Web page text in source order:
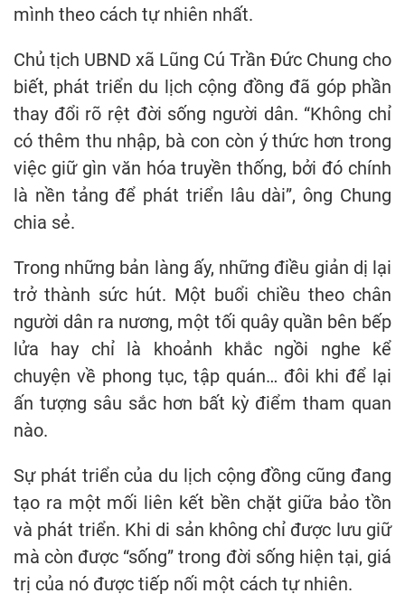
mình theo cách tự nhiên nhất.
Chủ tịch UBND xã Lũng Cú Trần Đức Chung cho
biết, phát triển du lịch cộng đồng đã góp phần
thay đổi rõ rệt đời sống người dân. “Không chỉ
có thêm thu nhập, bà con còn ý thức hơn trong
việc giữ gìn văn hóa truyền thống, bởi đó chính
là nền tảng để phát triển lâu dài”, ông Chung
chia sẻ.
Trong những bản làng ấy, những điều giản dị lại
trở thành sức hút. Một buổi chiều theo chân
người dân ra nương, một tối quây quần bên bếp
lửa hay chỉ là khoảnh khắc ngồi nghe kể
chuyện về phong tục, tập quán… đôi khi để lại
ấn tượng sâu sắc hơn bất kỳ điểm tham quan
nào.
Sự phát triển của du lịch cộng đồng cũng đang
tạo ra một mối liên kết bền chặt giữa bảo tồn
và phát triển. Khi di sản không chỉ được lưu giữ
mà còn được “sống” trong đời sống hiện tại, giá
trị của nó được tiếp nối một cách tự nhiên.